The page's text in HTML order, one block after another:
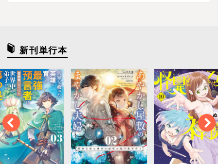
新刊単行本